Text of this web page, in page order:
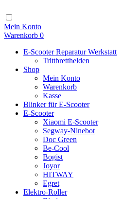
Inhalt
Mein Konto
Warenkorb 0
E-Scooter Reparatur Werkstatt
Trittbretthelden
Shop
Mein Konto
Warenkorb
Kasse
Blinker für E-Scooter
E-Scooter
Xiaomi E-Scooter
Segway-Ninebot
Doc Green
Be-Cool
Bogist
Joyor
HITWAY
Egret
Elektro-Roller